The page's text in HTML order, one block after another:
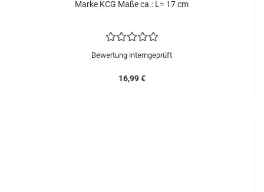
Marke KCG Maße ca.: L= 17 cm
Bewertung interngeprüft
16,99 €